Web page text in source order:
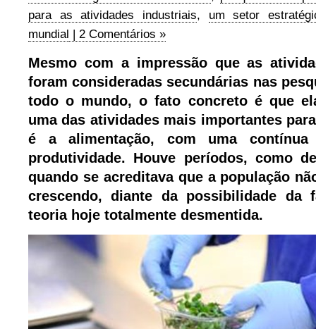
para as atividades industriais, um setor
mundial | 2 Comentários »
Mesmo com a impressão que as
foram consideradas secundárias nas
todo o mundo, o fato concreto é que
uma das atividades mais importantes
é a alimentação, com uma
produtividade. Houve períodos, como
quando se acreditava que a população
crescendo, diante da possibilidade da
teoria hoje totalmente desmentida.